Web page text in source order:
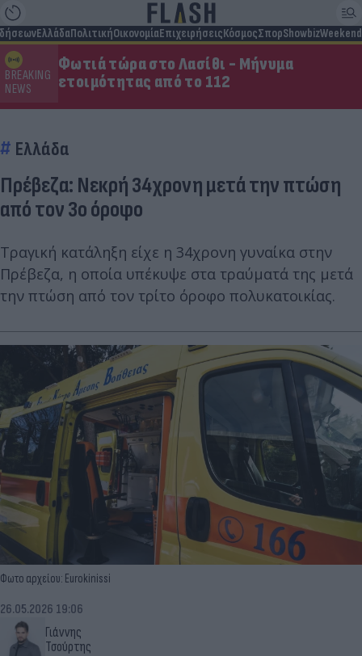
ΕλλάδαΠολιτικήΟικονομίαΕπιχειρήσειςΚόσμοςΣπορShowbizWeekend
BREAKING
NEWS
Φωτιά τώρα στο Λασίθι - Μήνυμα
ετοιμότητας από το 112
Ελλάδα
Πρέβεζα: Νεκρή 34χρονη μετά την πτώση
από τον 3ο όροφο
Τραγική κατάληξη είχε η 34χρονη γυναίκα στην
Πρέβεζα, η οποία υπέκυψε στα τραύματά της μετά
την πτώση από τον τρίτο όροφο πολυκατοικίας.
Φωτο αρχείου: Eurokinissi
Γιάννης
Τσούρτης
26.05.2026 19:06